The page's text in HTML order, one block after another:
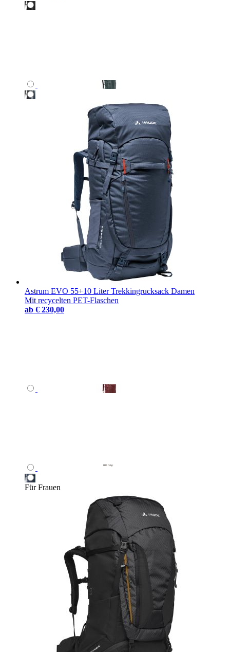
Astrum EVO 55+10 Liter Trekkingrucksack Damen
Mit recycelten PET-Flaschen
ab € 230,00
Für Frauen